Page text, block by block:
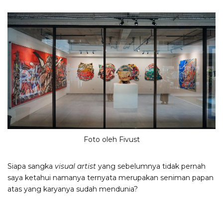
Foto oleh Fivust
Siapa sangka visual artist yang sebelumnya tidak pernah
saya ketahui namanya ternyata merupakan seniman papan
atas yang karyanya sudah mendunia?